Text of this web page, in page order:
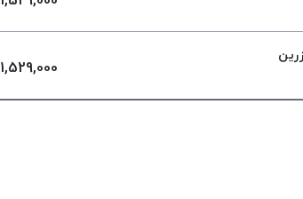
1,529,000